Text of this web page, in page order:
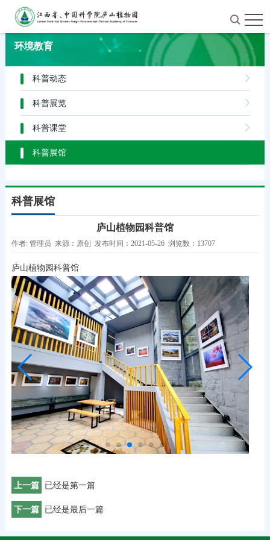
首页> 环境教育>科普展馆
环境教育
科普动态
科普展览
科普课堂
科普展馆
科普展馆
庐山植物园科普馆
作者: 管理员 来源：原创 发布时间：2021-05-26 浏览数：13707
庐山植物园科普馆
上一篇 已经是第一篇
下一篇 已经是最后一篇